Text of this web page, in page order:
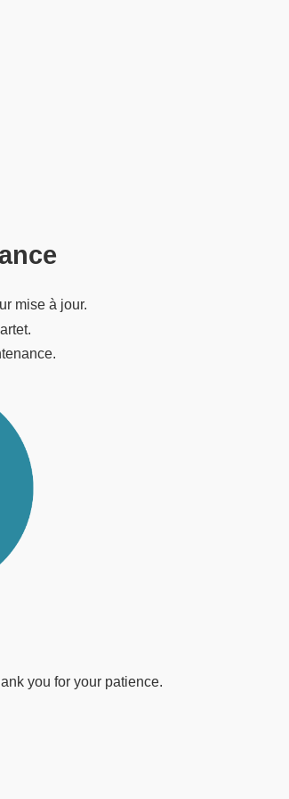
mise à jour.
you for your patience.